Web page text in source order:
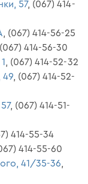
57, (067) 414-
, (067) 414-56-25
, (067) 414-56-30
, (067) 414-52-32
49 , (067) 414-52-
, (067) 414-51-
414-55-34
414-55-60
41/35-36